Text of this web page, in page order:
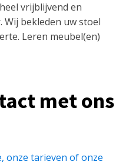
vrijblijvend en
bekleden uw stoel
Leren meubel(en)
met ons
onze tarieven of onze